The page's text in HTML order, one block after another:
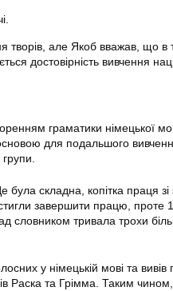
творів, але Якоб вважав, що в
достовірність вивчення
граматики німецької
для подальшого
складна, копітка праця зі
завершити працю, проте
словником тривала трохи
у німецькій мові та
Раска та Грімма. Таким